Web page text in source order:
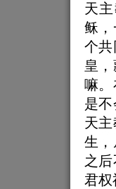
天
稣
个
皇
嘛
是
天
生
之
君权